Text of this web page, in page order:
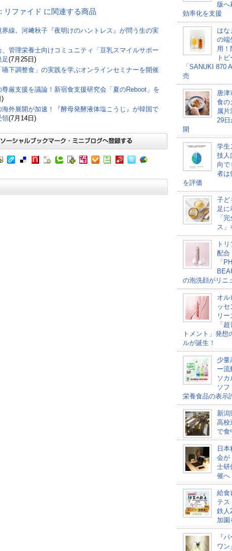
リファイド に関連する商品
界線。河﨑秋子『夜明けのハントレス』が問う生の実
、管理栄養士向けコミュニティ「豆乳スマイルサポー
足(7月25日)
下調整食」の実践を学ぶオンラインセミナーを開催
尊厳支援を議論！新宿食支援研究会「夏のReboot」を
)
外展開が加速！『酵母発酵液体塩こうじ』が韓国で
領(7月14日)
版へ
効率化を支援
はな
の端
用！
ト
「SANUKI 870
売
唐津
食の
属片
29日
開
学生
技人
向で
者は
を評価
子ど
足に
「
ス」
ト
配合
「
の泡洗顔がリニ
オル
ッセ
リー
「
トメント」発想
ルが誕生！
少量
ー流
ソカ
ソフ
栄養食品の表示
新潟
高校
で食
日
会が
士研
催へ
給食
テス
鉄人
加園
『
ワン